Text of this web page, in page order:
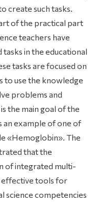
create such tasks.
of the practical part
teachers have
in the educational
tasks are focused on
to use the knowledge
problems and
the main goal of the
an example of one of
«Hemoglobin». The
that the
of integrated multi-
effective tools for
science competencies